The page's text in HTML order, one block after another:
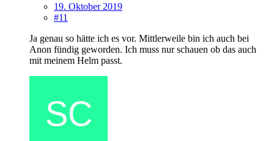
19. Oktober 2019
#11
Ja genau so hätte ich es vor. Mittlerweile bin ich auch bei
Anon fündig geworden. Ich muss nur schauen ob das auch
mit meinem Helm passt.